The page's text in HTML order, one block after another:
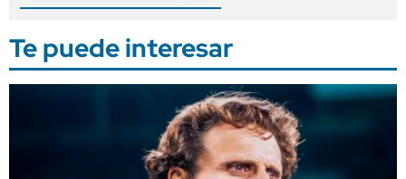
Te puede interesar